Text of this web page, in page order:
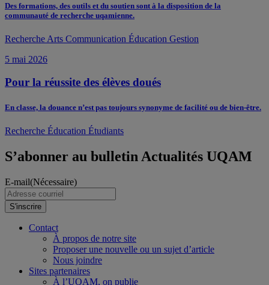
Des formations, des outils et du soutien sont à la disposition de la
communauté de recherche uqamienne.
Recherche Arts Communication Éducation Gestion
5 mai 2026
Pour la réussite des élèves doués
En classe, la douance n’est pas toujours synonyme de facilité ou de bien-être.
Recherche Éducation Étudiants
S’abonner au bulletin Actualités UQAM
E-mail(Nécessaire)
S'inscrire
Contact
À propos de notre site
Proposer une nouvelle ou un sujet d’article
Nous joindre
Sites partenaires
À l’UQAM, on publie